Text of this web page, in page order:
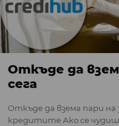
Откъде да
сега
Откъде да взема пари на
кредитите Ако се